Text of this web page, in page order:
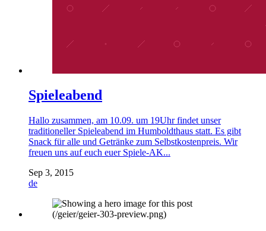
Spieleabend
Hallo zusammen, am 10.09. um 19Uhr findet unser
traditioneller Spieleabend im Humboldthaus statt. Es gibt
Snack für alle und Getränke zum Selbstkostenpreis. Wir
freuen uns auf euch euer Spiele-AK...
Sep 3, 2015
de